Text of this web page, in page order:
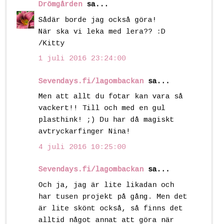
Drömgården sa...
Sådär borde jag också göra!
När ska vi leka med lera?? :D
/Kitty
1 juli 2016 23:24:00
Sevendays.fi/lagombackan sa...
Men att allt du fotar kan vara så
vackert!! Till och med en gul
plasthink! ;) Du har då magiskt
avtryckarfinger Nina!
4 juli 2016 10:25:00
Sevendays.fi/lagombackan sa...
Och ja, jag är lite likadan och
har tusen projekt på gång. Men det
är lite skönt också, så finns det
alltid något annat att göra när